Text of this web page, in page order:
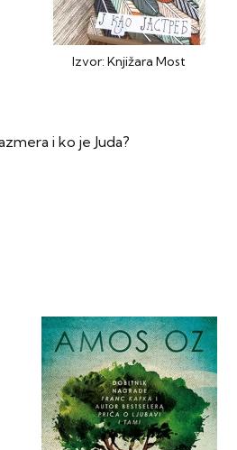
Izvor: Knjižara Most
i ko je Juda?